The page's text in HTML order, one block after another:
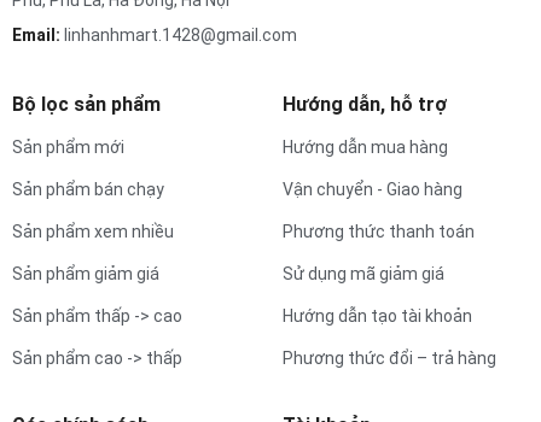
Email: linhanhmart.1428@gmail.com
Bộ lọc sản phẩm
Sản phẩm mới
Sản phẩm bán chạy
Sản phẩm xem nhiều
Sản phẩm giảm giá
Sản phẩm thấp -> cao
Sản phẩm cao -> thấp
Hướng dẫn, hỗ trợ
Hướng dẫn mua hàng
Vận chuyển - Giao hàng
Phương thức thanh toán
Sử dụng mã giảm giá
Hướng dẫn tạo tài khoản
Phương thức đổi – trả hàng